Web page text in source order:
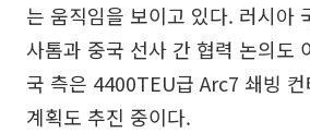
는 움직임을 보이고 있다. 러시아
사톰과 중국 선사 간 협력 논의도
국 측은 4400TEU급 Arc7 쇄빙
계획도 추진 중이다.